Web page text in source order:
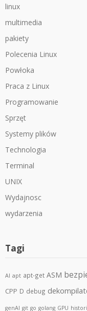
linux
multimedia
pakiety
Polecenia Linux
Powłoka
Praca z Linux
Programowanie
Sprzęt
Systemy plików
Technologia
Terminal
UNIX
Wydajnosc
wydarzenia
Tagi
AI apt apt-get ASM
CPP D debug
genAI git go golang GPU